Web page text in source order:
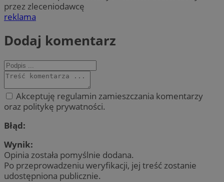
przez zleceniodawcę
reklama
Dodaj komentarz
Akceptuję regulamin zamieszczania komentarzy
oraz politykę prywatności.
Błąd:
Wynik:
Opinia została pomyślnie dodana.
Po przeprowadzeniu weryfikacji, jej treść zostanie
udostępniona publicznie.